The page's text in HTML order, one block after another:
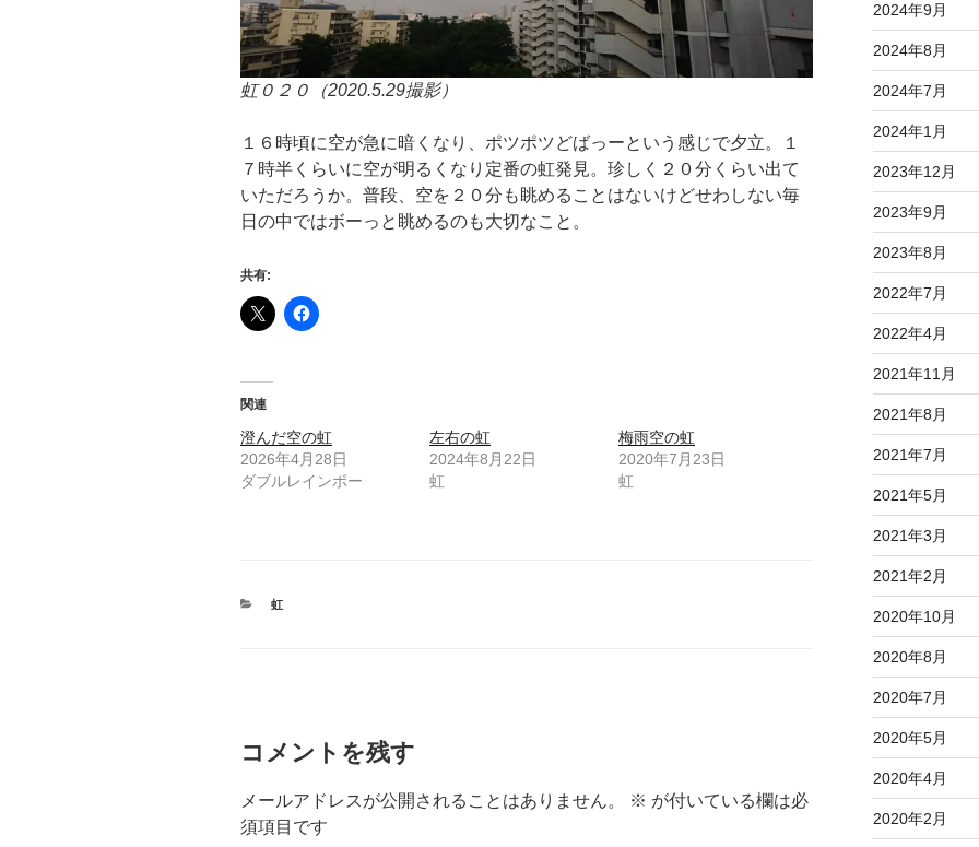
虹０２０（2020.5.29撮影）
１６時頃に空が急に暗くなり、ポツポツどばっーという感じで夕立。１
７時半くらいに空が明るくなり定番の虹発見。珍しく２０分くらい出て
いただろうか。普段、空を２０分も眺めることはないけどせわしない毎
日の中ではボーっと眺めるのも大切なこと。
共有:
関連
澄んだ空の虹
2026年4月28日
ダブルレインボー
左右の虹
2024年8月22日
虹
梅雨空の虹
2020年7月23日
虹
カ
虹
コメントを残す
メールアドレスが公開されることはありません。 ※ が付いている欄は必
須項目です
2024年9月
2024年8月
2024年7月
2024年1月
2023年12月
2023年9月
2023年8月
2022年7月
2022年4月
2021年11月
2021年8月
2021年7月
2021年5月
2021年3月
2021年2月
2020年10月
2020年8月
2020年7月
2020年5月
2020年4月
2020年2月